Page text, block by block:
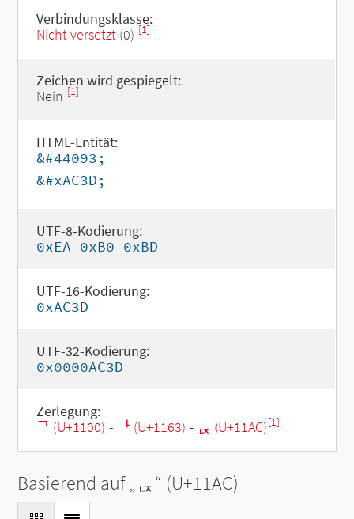
Verbindungsklasse:
Nicht versetzt(0) [1]
Zeichen wird gespiegelt:
Nein [1]
HTML-Entität:
&#44093;
&#xAC3D;
UTF-8-Kodierung:
0xEA 0xB0 0xBD
UTF-16-Kodierung:
0xAC3D
UTF-32-Kodierung:
0x0000AC3D
Zerlegung:
ᄀ (U+1100) - ᅣ (U+1163) - ᆬ (U+11AC)[1]
Basierend auf „ᆬ“ (U+11AC)